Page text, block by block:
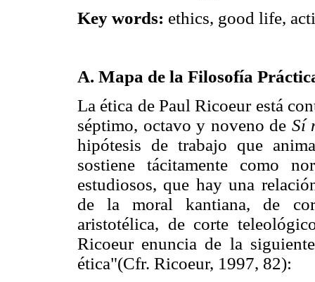
Key words: ethics, good life,
A. Mapa de la Filosofía
La ética de Paul Ricoeur está
séptimo, octavo y noveno de Sí
hipótesis de trabajo que
sostiene tácitamente como
estudiosos, que hay una
de la moral kantiana, de
aristotélica, de corte
Ricoeur enuncia de la
ética"(Cfr. Ricoeur, 1997, 82):